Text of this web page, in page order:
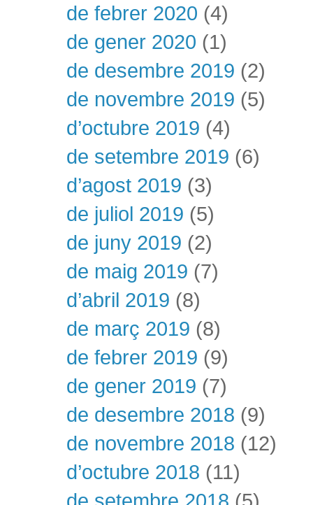
de febrer 2020 (4)
de gener 2020 (1)
de desembre 2019 (2)
de novembre 2019 (5)
d’octubre 2019 (4)
de setembre 2019 (6)
d’agost 2019 (3)
de juliol 2019 (5)
de juny 2019 (2)
de maig 2019 (7)
d’abril 2019 (8)
de març 2019 (8)
de febrer 2019 (9)
de gener 2019 (7)
de desembre 2018 (9)
de novembre 2018 (12)
d’octubre 2018 (11)
de setembre 2018 (5)